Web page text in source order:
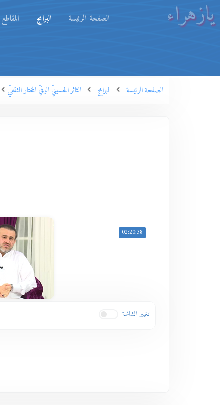
الصفحة الرئيسة البرامج المقاطع يازهراء
الصفحة الرئيسة البرامج الثائر الحسينيّ الوفيّ المختار الثقفيّ
02:20:38
تغيير الشاشة